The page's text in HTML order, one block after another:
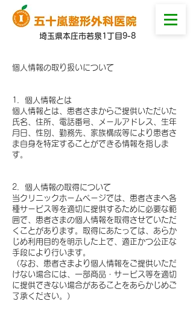
埼玉県本庄市若泉1丁目9-8
個人情報の取り扱いについて
1．個人情報とは
個人情報とは、患者さまからご提供いただいた
氏名、住所、電話番号、メールアドレス、生年
月日、性別、勤務先、家族構成等により患者さ
ま自身を特定することができる情報を指しま
す。
2．個人情報の取得について
当クリニックホームページでは、患者さまへ各
種サービス等を適切に提供するために必要な範
囲で、患者さまの個人情報を取得させていただ
くことがあります。取得にあたっては、あらか
じめ利用目的を明示した上で、適正かつ公正な
手段により行います。
（なお、患者さまより個人情報をご提供いただ
けない場合には、一部商品・サービス等を適切
に提供できない場合があることをあらかじめご
了承ください。）